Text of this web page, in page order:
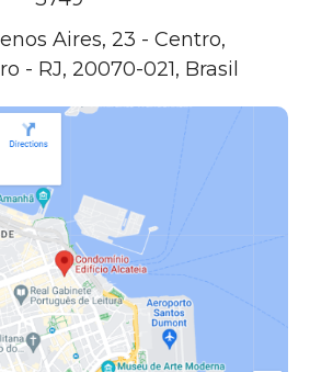
Aires, 23 - Centro,
- RJ, 20070-021, Brasil